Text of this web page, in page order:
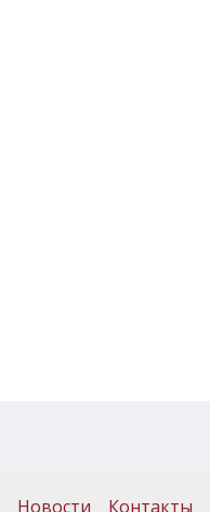
Новости Контакты